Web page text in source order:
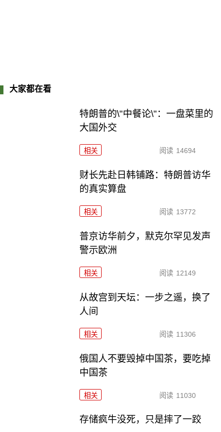
大家都在看
特朗普的\"中餐论\"：一盘菜里的
大国外交
相关 阅读 14694
财长先赴日韩铺路：特朗普访华
的真实算盘
相关 阅读 13772
普京访华前夕，默克尔罕见发声
警示欧洲
相关 阅读 12149
从故宫到天坛：一步之遥，换了
人间
相关 阅读 11306
俄国人不要毁掉中国茶，要吃掉
中国茶
相关 阅读 11030
存储疯牛没死，只是摔了一跤